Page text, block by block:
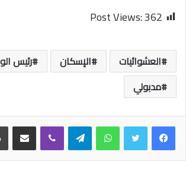
Post Views:362
العشوائيات الإسكان
رئيس
مدبولي
واتساب تيلقرام